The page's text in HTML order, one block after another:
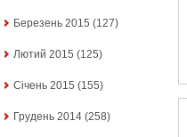
Березень 2015 (127)
Лютий 2015 (125)
Січень 2015 (155)
Грудень 2014 (258)